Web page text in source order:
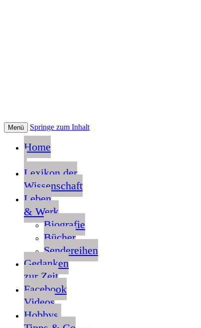
Menü Springe zum Inhalt
Home
Lexikon der
Wissenschaft
Leben
& Werk
Biografie
Bücher
Sendereihen
Gedanken
zur Zeit
Facebook
Videos
Hobbys,